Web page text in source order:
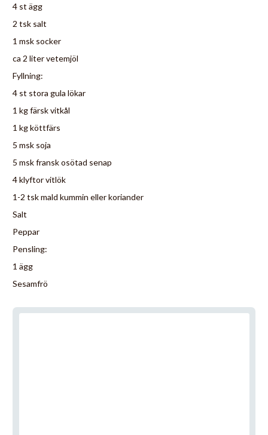
4 st ägg
2 tsk salt
1 msk socker
ca 2 liter vetemjöl
Fyllning:
4 st stora gula lökar
1 kg färsk vitkål
1 kg köttfärs
5 msk soja
5 msk fransk osötad senap
4 klyftor vitlök
1-2 tsk mald kummin eller koriander
Salt
Peppar
Pensling:
1 ägg
Sesamfrö